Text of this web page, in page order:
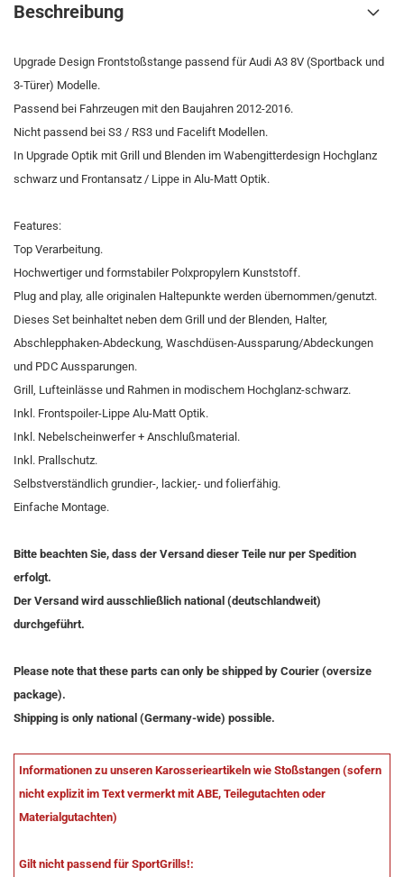
Beschreibung
Upgrade Design Frontstoßstange passend für Audi A3 8V (Sportback und
3-Türer) Modelle.
Passend bei Fahrzeugen mit den Baujahren 2012-2016.
Nicht passend bei S3 / RS3 und Facelift Modellen.
In Upgrade Optik mit Grill und Blenden im Wabengitterdesign Hochglanz
schwarz und Frontansatz / Lippe in Alu-Matt Optik.
Features:
Top Verarbeitung.
Hochwertiger und formstabiler Polxpropylern Kunststoff.
Plug and play, alle originalen Haltepunkte werden übernommen/genutzt.
Dieses Set beinhaltet neben dem Grill und der Blenden, Halter,
Abschlepphaken-Abdeckung, Waschdüsen-Aussparung/Abdeckungen
und PDC Aussparungen.
Grill, Lufteinlässe und Rahmen in modischem Hochglanz-schwarz.
Inkl. Frontspoiler-Lippe Alu-Matt Optik.
Inkl. Nebelscheinwerfer + Anschlußmaterial.
Inkl. Prallschutz.
Selbstverständlich grundier-, lackier,- und folierfähig.
Einfache Montage.
Bitte beachten Sie, dass der Versand dieser Teile nur per Spedition
erfolgt.
Der Versand wird ausschließlich national (deutschlandweit)
durchgeführt.
Please note that these parts can only be shipped by Courier (oversize
package).
Shipping is only national (Germany-wide) possible.
Informationen zu unseren Karosserieartikeln wie Stoßstangen (sofern
nicht explizit im Text vermerkt mit ABE, Teilegutachten oder
Materialgutachten)
Gilt nicht passend für SportGrills!: